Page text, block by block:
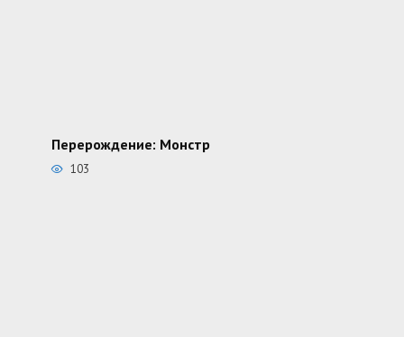
Перерождение: Монстр
103